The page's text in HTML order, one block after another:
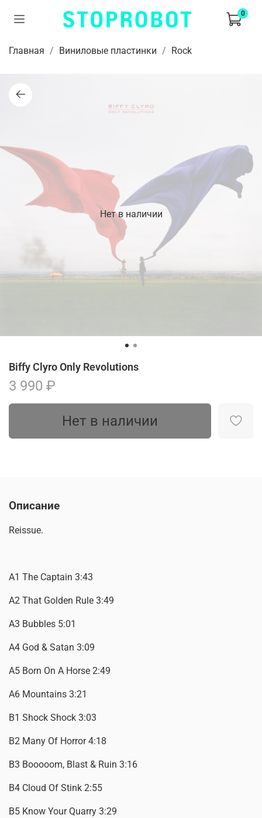
0
Главная Виниловые пластинки Rock
Нет в наличии
Biffy Clyro Only Revolutions
3 990 ₽
Нет в наличии
Описание
Reissue.
A1 The Captain 3:43
A2 That Golden Rule 3:49
A3 Bubbles 5:01
A4 God & Satan 3:09
A5 Born On A Horse 2:49
A6 Mountains 3:21
B1 Shock Shock 3:03
B2 Many Of Horror 4:18
B3 Booooom, Blast & Ruin 3:16
B4 Cloud Of Stink 2:55
B5 Know Your Quarry 3:29